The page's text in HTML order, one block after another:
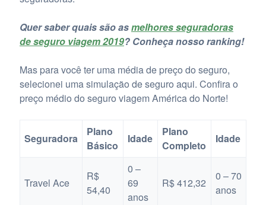
Quer saber quais são asmelhores seguradoras
de seguro viagem 2019? Conheça nosso ranking!
Mas para você ter uma média de preço do seguro,
selecionei uma simulação de seguro aqui. Confira o
preço médio do seguro viagem América do Norte!
Seguradora
Plano
Básico
Idade
Plano
Completo
Idade
Travel Ace
R$
54,40
0 –
69
anos
R$ 412,32
0 – 70
anos